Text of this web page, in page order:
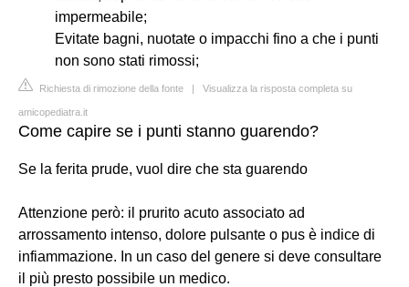
impermeabile;
Evitate bagni, nuotate o impacchi fino a che i punti
non sono stati rimossi;
Richiesta di rimozione della fonte | Visualizza la risposta completa su
amicopediatra.it
Come capire se i punti stanno guarendo?
Se la ferita prude, vuol dire che sta guarendo
Attenzione però: il prurito acuto associato ad
arrossamento intenso, dolore pulsante o pus è indice di
infiammazione. In un caso del genere si deve consultare
il più presto possibile un medico.